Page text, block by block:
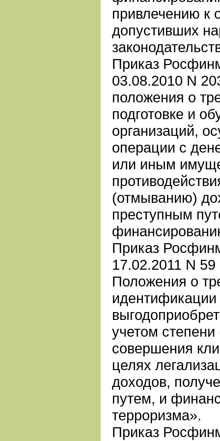
привлечению к
допустивших
Приказ
03.08.2010 N
положения о
подготовке и
организаций,
операции с
или иным
(отмыванию)
преступным
Приказ
17.02.2011 N
Положения о
идентификации
учетом
совершения
целях
доходов,
путем, и
терроризма».
Приказ